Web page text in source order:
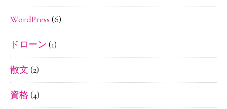
WordPress (6)
ドローン (1)
散文 (2)
資格 (4)